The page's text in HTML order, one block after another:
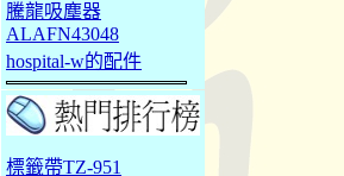
騰龍吸塵器
ALAFN43048
hospital-w的配件
標籤帶TZ-951